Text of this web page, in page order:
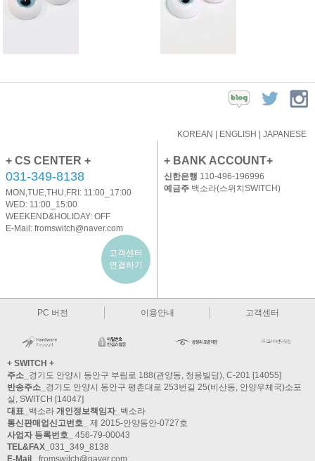
KOREAN ENGLISH JAPANESE
+ CS CENTER +
031-349-8138
MON,TUE,THU,FRI: 11:00_17:00
WED: 11:00_15:00
WEEKEND&HOLIDAY: OFF
E-Mail: fromswitch@naver.com
고객센터
연결하기
+ BANK ACCOUNT+
신한은행 110-496-196996
예금주백소라(스위치SWITCH)
PC 버전 이용안내 고객센터
+ SWITCH +
주소_ 경기도 안양시 동안구 부림로 188(관양동, 청용빌딩), C-201 [14055]
반송주소_ 경기도 안양시 동안구 평촌대로 253번길 25(비산동, 안양우체국)소포
실, SWITCH [14047]
대표_ 백소라 개인정보책임자_ 백소라
통신판매업신고번호_
제 2015-안양동안-0727호
사업자 등록번호_
456-79-00043
TEL&FAX_ 031_349_8138